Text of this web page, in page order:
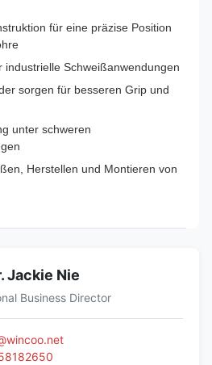
für eine präzise Position
industrielle Schweißanwendungen
sorgen für besseren Grip und
unter schweren
Herstellen und Montieren von
Jackie Nie
Business Director